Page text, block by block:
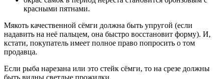
красными пятнами.
Мякоть качественной сёмги должна быть упругой (если
надавить на неё пальцем, она быстро восстановит форму). И,
кстати, покупатель имеет полное право попросить о том
продавца.
Если рыба нарезана или это стейк сёмги, то на срезе должны
быть видны светлые прожилки.